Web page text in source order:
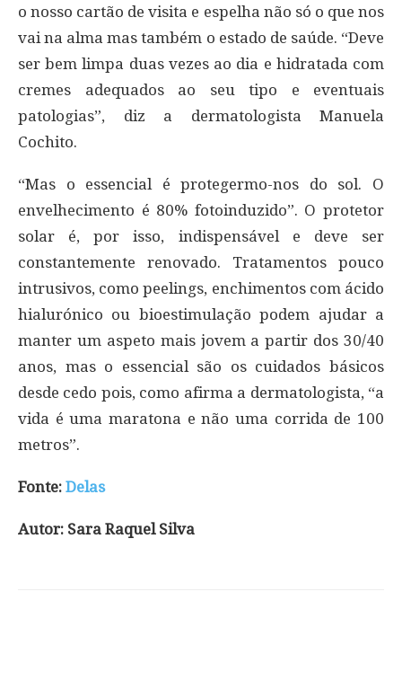
o nosso cartão de visita e espelha não só o que nos
vai na alma mas também o estado de saúde. “Deve
ser bem limpa duas vezes ao dia e hidratada com
cremes adequados ao seu tipo e eventuais
patologias”, diz a dermatologista Manuela
Cochito.
“Mas o essencial é protegermo-nos do sol. O
envelhecimento é 80% fotoinduzido”. O protetor
solar é, por isso, indispensável e deve ser
constantemente renovado. Tratamentos pouco
intrusivos, como peelings, enchimentos com ácido
hialurónico ou bioestimulação podem ajudar a
manter um aspeto mais jovem a partir dos 30/40
anos, mas o essencial são os cuidados básicos
desde cedo pois, como afirma a dermatologista, “a
vida é uma maratona e não uma corrida de 100
metros”.
Fonte: Delas
Autor: Sara Raquel Silva